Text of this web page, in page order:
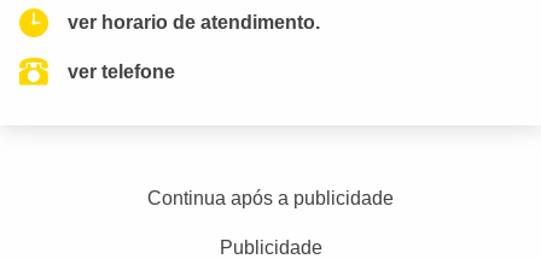
ver horario de atendimento.
ver telefone
Continua após a publicidade
Publicidade